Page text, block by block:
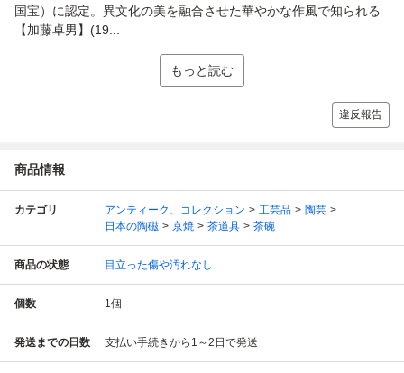
国宝）に認定。異文化の美を融合させた華やかな作風で知られる
【加藤卓男】(19...
もっと読む
違反報告
商品情報
カテゴリ アンティーク、コレクション 工芸品
陶芸
日本の陶磁
京焼 茶道具 茶碗
商品の状態 目立った傷や汚れなし
個数 1個
発送までの日数 支払い手続きから1～2日で発送